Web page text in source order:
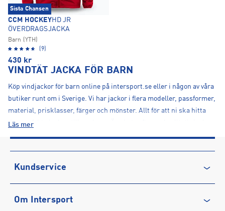
Sista Chansen
CCM HOCKEYHD JR
ÖVERDRAGSJACKA
Barn (YTH)
(9)
430 kr
VINDTÄT JACKA FÖR BARN
Köp vindjackor för barn online på intersport.se eller i någon av våra
butiker runt om i Sverige. Vi har jackor i flera modeller, passformer,
material, prisklasser, färger och mönster. Allt för att ni ska hitta
den perfekta jackan till era barn. Är ni ute efter en kvalitativ jacka
Efter varje årstid vill vi göra plats för nyheter och har därför stor rea
Läs mer
Kundservice
Vanliga frågor & svar
Om Intersport